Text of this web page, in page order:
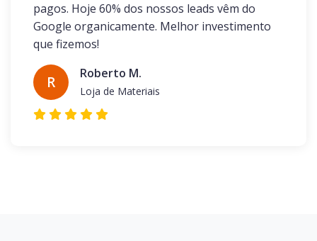
pagos. Hoje 60% dos nossos leads vêm do
Google organicamente. Melhor investimento
que fizemos!
R Roberto M.
Loja de Materiais